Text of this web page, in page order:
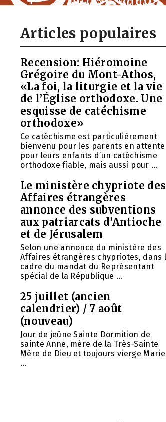
Articles populaires
Recension: Hiéromoine
Grégoire du Mont-Athos,
«La foi, la liturgie et la vie
de l’Église orthodoxe. Une
esquisse de catéchisme
orthodoxe»
Ce catéchisme est particulièrement
bienvenu pour les parents en
pour leurs enfants d’un catéchisme
orthodoxe fiable, mais aussi pour ...
Le ministère chypriote des
Affaires étrangères
annonce des subventions
aux patriarcats d’Antioche
et de Jérusalem
Selon une annonce du ministère des
Affaires étrangères chypriotes, dans
cadre du mandat du Représentant
spécial de la République ...
25 juillet (ancien
calendrier) / 7 août
(nouveau)
Jour de jeûne Sainte Dormition de
sainte Anne, mère de la Très-Sainte
Mère de Dieu et toujours vierge Marie
...